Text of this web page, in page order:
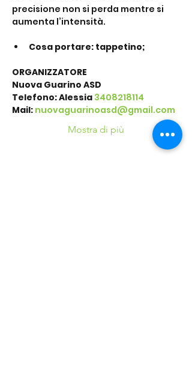
precisione non si perda mentre si
aumenta l’intensità.
Cosa portare: tappetino;
ORGANIZZATORE
Nuova Guarino ASD
Telefono: Alessia 3408218114
Mail: nuovaguarinoasd@gmail.com
Mostra di più